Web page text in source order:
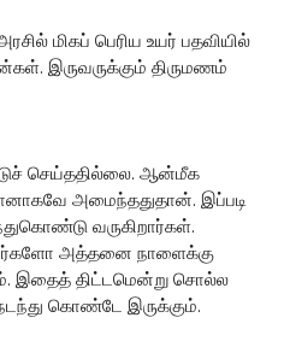
மிகப் பெரிய உயர் பதவியில்
இருவருக்கும் திருமணம்
செய்ததில்லை. ஆன்மீக
அமைந்ததுதான். இப்படி
வருகிறார்கள்.
அத்தனை நாளைக்கு
இதைத் திட்டமென்று சொல்ல
நடந்து கொண்டே இருக்கும்.